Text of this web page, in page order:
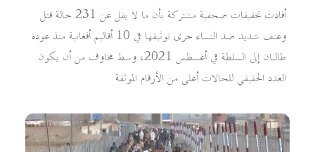
أفادت تحقيقات صحفية مشتركة بأن ما لا يقل عن 231 حالة قتل
وعنف شديد ضد النساء جرى توثيقها في 10 أقاليم أفغانية منذ عودة
طالبان إلى السلطة في أغسطس 2021، وسط مخاوف من أن يكون
العدد الحقيقي للحالات أعلى من الأرقام الموثقة